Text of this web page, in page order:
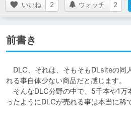
いいね 2 ウォッチ 2
前書き
DLC、それは、そもそもDLsiteの同
れる事自体少ない商品だと感じます。
そんなDLC分野の中で、5千本や1万
ったようにDLCが売れる事は本当に稀